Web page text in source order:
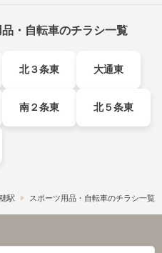
・自転車のチラシ一覧
北３条東 大通東
南２条東 北５条東
駅 スポーツ用品・自転車のチラシ一覧